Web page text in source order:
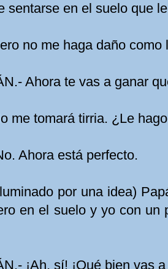
sentarse en el suelo que
no me haga daño como
Ahora te vas a ganar
me tomará tirria. ¿Le
Ahora está perfecto.
por una idea)
en el suelo y yo con un
¡Ah, sí! ¡Qué bien vas